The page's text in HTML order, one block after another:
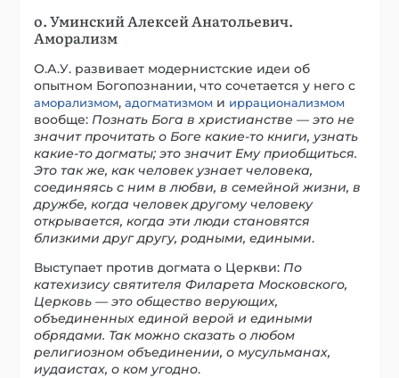
о. Уминский Алексей Анатольевич.
Аморализм
О.А.У. развивает модернистские идеи об
опытном Богопознании, что сочетается у него с
аморализмом,адогматизмом и иррационализмом
вообще: Познать Бога в христианстве — это не
значит прочитать о Боге какие-то книги, узнать
какие-то догматы; это значит Ему приобщиться.
Это так же, как человек узнает человека,
соединяясь с ним в любви, в семейной жизни, в
дружбе, когда человек другому человеку
открывается, когда эти люди становятся
близкими друг другу, родными, едиными.
Выступает против догмата о Церкви: По
катехизису святителя Филарета Московского,
Церковь — это общество верующих,
объединенных единой верой и едиными
обрядами. Так можно сказать о любом
религиозном объединении, о мусульманах,
иудаистах, о ком угодно.